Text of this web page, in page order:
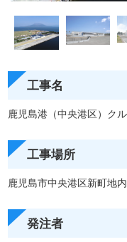
工事名
鹿児島港（中央港区）ク
工事場所
鹿児島市中央港区新町地内
発注者